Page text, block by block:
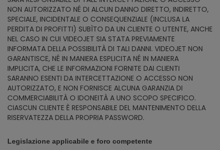
NON AUTORIZZATO NÉ DI ALCUN DANNO DIRETTO, INDIRETTO,
SPECIALE, INCIDENTALE O CONSEQUENZIALE (INCLUSA LA
PERDITA DI PROFITTI) SUBÌTO DA UN CLIENTE O UTENTE, ANCHE
NEL CASO IN CUI VIDEOJET SIA STATA PREVIAMENTE
INFORMATA DELLA POSSIBILITÀ DI TALI DANNI. VIDEOJET NON
GARANTISCE, NÉ IN MANIERA ESPLICITA NÉ IN MANIERA
IMPLICITA, CHE LE INFORMAZIONI FORNITE DAI CLIENTI
SARANNO ESENTI DA INTERCETTAZIONE O ACCESSO NON
AUTORIZZATO, E NON FORNISCE ALCUNA GARANZIA DI
COMMERCIABILITÀ O IDONEITÀ A UNO SCOPO SPECIFICO.
CIASCUN CLIENTE È RESPONSABILE DEL MANTENIMENTO DELLA
RISERVATEZZA DELLA PROPRIA PASSWORD.
Legislazione applicabile e foro competente